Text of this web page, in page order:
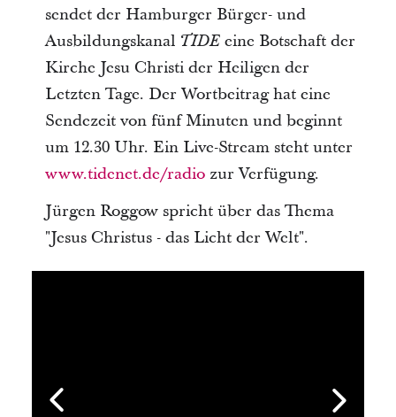
sendet der Hamburger Bürger- und
Ausbildungskanal TIDEeine Botschaft der
Kirche Jesu Christi der Heiligen der
Letzten Tage. Der Wortbeitrag hat eine
Sendezeit von fünf Minuten und beginnt
um 12.30 Uhr. Ein Live-Stream steht unter
www.tidenet.de/radiozur Verfügung.
Jürgen Roggow spricht über das Thema
"Jesus Christus - das Licht der Welt".